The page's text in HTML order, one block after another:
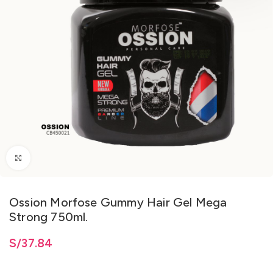
Ossion Morfose Gummy Hair Gel Mega
Strong 750ml.
S/37.84